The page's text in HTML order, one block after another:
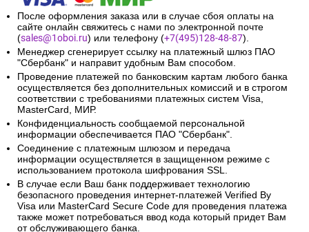
После оформления заказа или в случае сбоя оплаты на
сайте онлайн свяжитесь с нами по электронной почте
(sales@1oboi.ru) или телефону (+7(495)128-48-87).
Менеджер сгенерирует ссылку на платежный шлюз ПАО
"Сбербанк" и направит удобным Вам способом.
Проведение платежей по банковским картам любого банка
осуществляется без дополнительных комиссий и в строгом
соответствии с требованиями платежных систем Visa,
MasterCard, МИР.
Конфиденциальность сообщаемой персональной
информации обеспечивается ПАО "Сбербанк".
Соединение с платежным шлюзом и передача
информации осуществляется в защищенном режиме с
использованием протокола шифрования SSL.
В случае если Ваш банк поддерживает технологию
безопасного проведения интернет-платежей Verified By
Visa или MasterCard Secure Code для проведения платежа
также может потребоваться ввод кода который придет Вам
от обслуживающего банка.